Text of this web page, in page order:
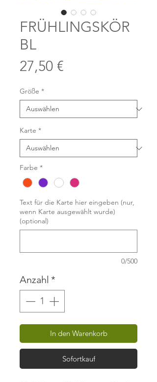
FRÜHLINGSKÖR
BL
27,50 €
Größe *
Karte *
Farbe *
Text für die Karte hier eingeben (nur,
wenn Karte ausgewählt wurde)
(optional)
0/500
Anzahl *
In den Warenkorb
Sofortkauf